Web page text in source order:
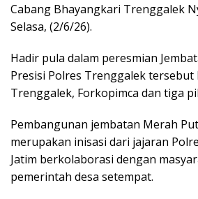
Cabang Bhayangkari Trenggalek
Selasa, (2/6/26).
Hadir pula dalam peresmian
Presisi Polres Trenggalek tersebut
Trenggalek, Forkopimca dan tiga
Pembangunan jembatan Merah
merupakan inisasi dari jajaran
Jatim berkolaborasi dengan
pemerintah desa setempat.